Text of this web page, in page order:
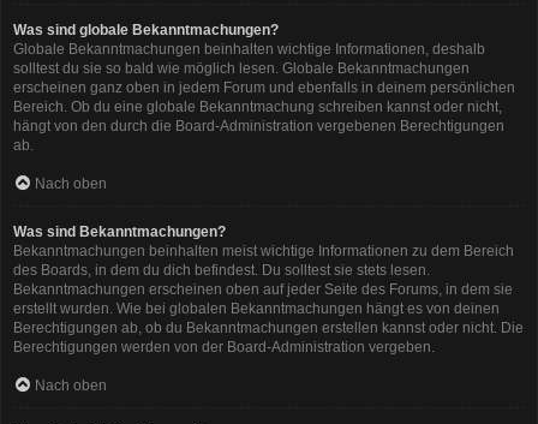
Was sind globale Bekanntmachungen?
Globale Bekanntmachungen beinhalten wichtige Informationen, deshalb
solltest du sie so bald wie möglich lesen. Globale Bekanntmachungen
erscheinen ganz oben in jedem Forum und ebenfalls in deinem persönlichen
Bereich. Ob du eine globale Bekanntmachung schreiben kannst oder nicht,
hängt von den durch die Board-Administration vergebenen Berechtigungen
ab.
Nach oben
Was sind Bekanntmachungen?
Bekanntmachungen beinhalten meist wichtige Informationen zu dem Bereich
des Boards, in dem du dich befindest. Du solltest sie stets lesen.
Bekanntmachungen erscheinen oben auf jeder Seite des Forums, in dem sie
erstellt wurden. Wie bei globalen Bekanntmachungen hängt es von deinen
Berechtigungen ab, ob du Bekanntmachungen erstellen kannst oder nicht. Die
Berechtigungen werden von der Board-Administration vergeben.
Nach oben